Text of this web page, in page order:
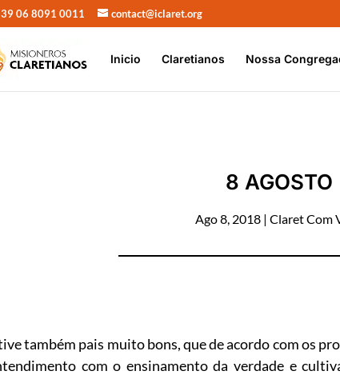
06 8091 0011 contact@iclaret.org
Inicio Claretianos Nossa
8 AGOSTO
Ago 8, 2018 |Claret Com
também pais muito bons, que de acordo com os
com o ensinamento da verdade e